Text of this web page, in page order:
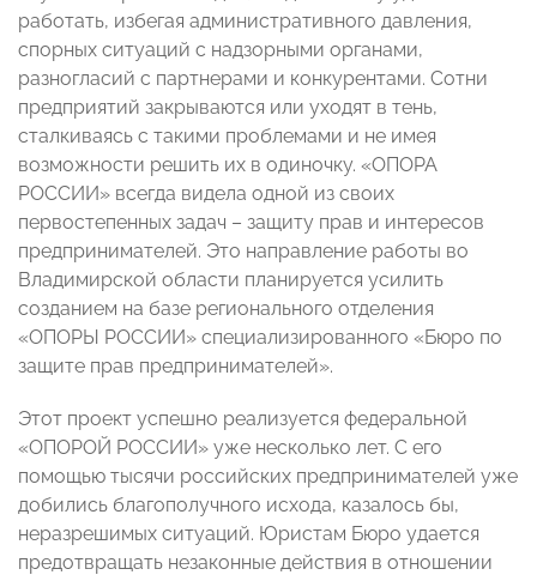
работать, избегая административного давления,
спорных ситуаций с надзорными органами,
разногласий с партнерами и конкурентами. Сотни
предприятий закрываются или уходят в тень,
сталкиваясь с такими проблемами и не имея
возможности решить их в одиночку. «ОПОРА
РОССИИ» всегда видела одной из своих
первостепенных задач – защиту прав и интересов
предпринимателей. Это направление работы во
Владимирской области планируется усилить
созданием на базе регионального отделения
«ОПОРЫ РОССИИ» специализированного «Бюро по
защите прав предпринимателей».
Этот проект успешно реализуется федеральной
«ОПОРОЙ РОССИИ» уже несколько лет. С его
помощью тысячи российских предпринимателей уже
добились благополучного исхода, казалось бы,
неразрешимых ситуаций. Юристам Бюро удается
предотвращать незаконные действия в отношении